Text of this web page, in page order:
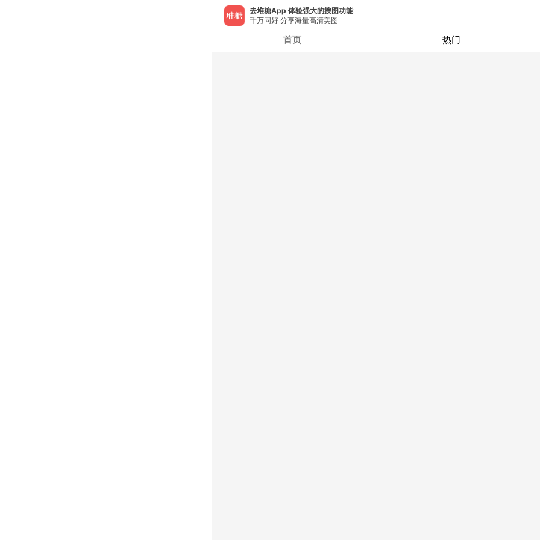
去堆糖App 体验强大的搜图功能
千万同好 分享海量高清美图
首页 热门